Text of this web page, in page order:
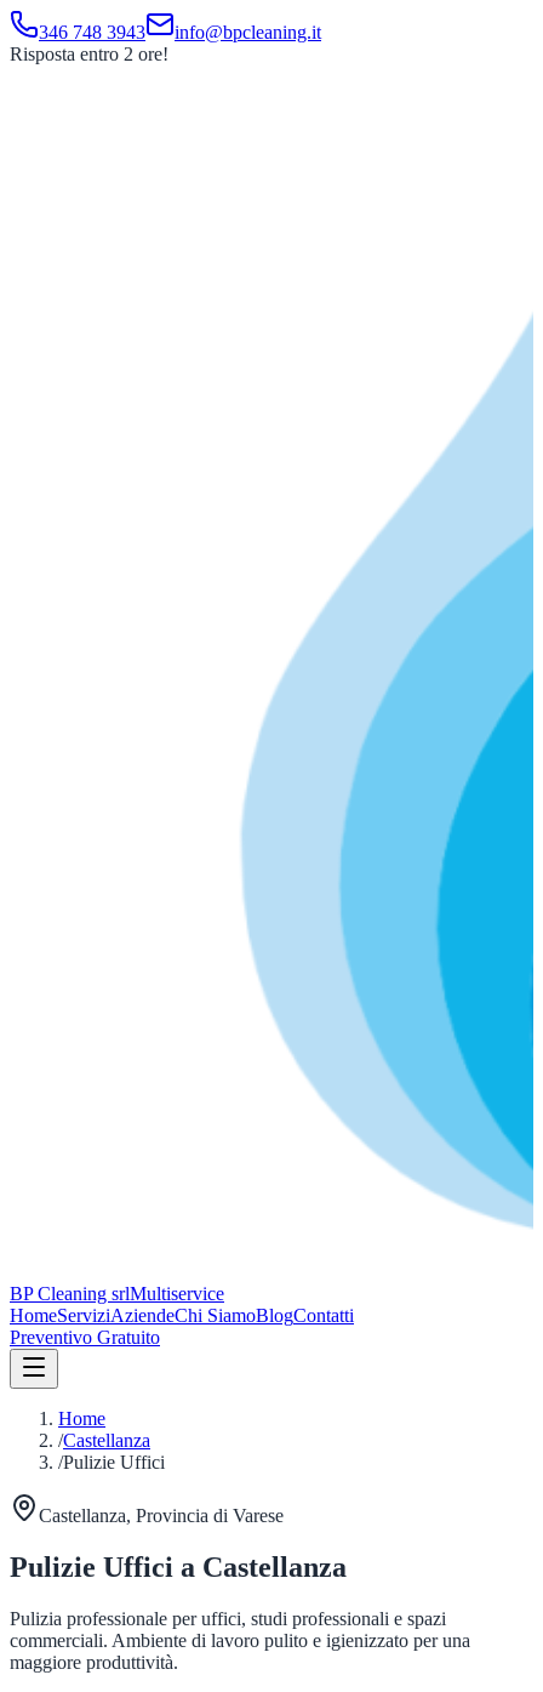
346 748 3943
info@bpcleaning.it
Risposta entro 2 ore!
BP Cleaning srlMultiservice
HomeServiziAziendeChi SiamoBlogContatti
Preventivo Gratuito
Home
/Castellanza
/Pulizie Uffici
Castellanza, Provincia di Varese
Pulizie Uffici a Castellanza
Pulizia professionale per uffici, studi professionali e spazi
commerciali. Ambiente di lavoro pulito e igienizzato per una
maggiore produttività.